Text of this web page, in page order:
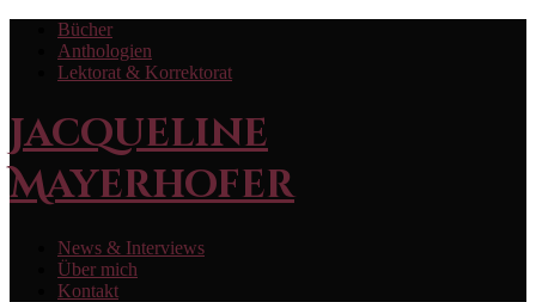
Bücher
Anthologien
Lektorat & Korrektorat
Jacqueline
Mayerhofer
News & Interviews
Über mich
Kontakt